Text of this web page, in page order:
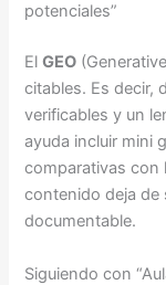
potenciales”
ElGEO
citables. Es decir,
verificables y un
ayuda incluir mini
comparativas con
contenido deja de
documentable.
Siguiendo con